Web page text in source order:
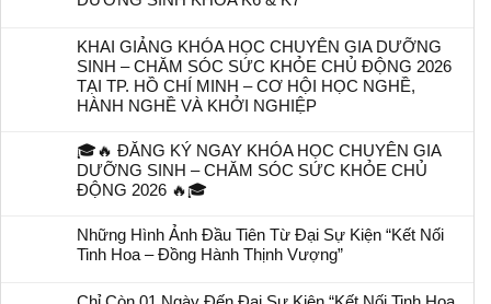
KHAI GIẢNG KHÓA HỌC CHUYÊN GIA DƯỠNG
SINH – CHĂM SÓC SỨC KHỎE CHỦ ĐỘNG 2026
TẠI TP. HỒ CHÍ MINH – CƠ HỘI HỌC NGHỀ,
HÀNH NGHỀ VÀ KHỞI NGHIỆP
🎓🔥 ĐĂNG KÝ NGAY KHÓA HỌC CHUYÊN GIA
DƯỠNG SINH – CHĂM SÓC SỨC KHỎE CHỦ
ĐỘNG 2026 🔥🎓
Những Hình Ảnh Đầu Tiên Từ Đại Sự Kiện “Kết Nối
Tinh Hoa – Đồng Hành Thịnh Vượng”